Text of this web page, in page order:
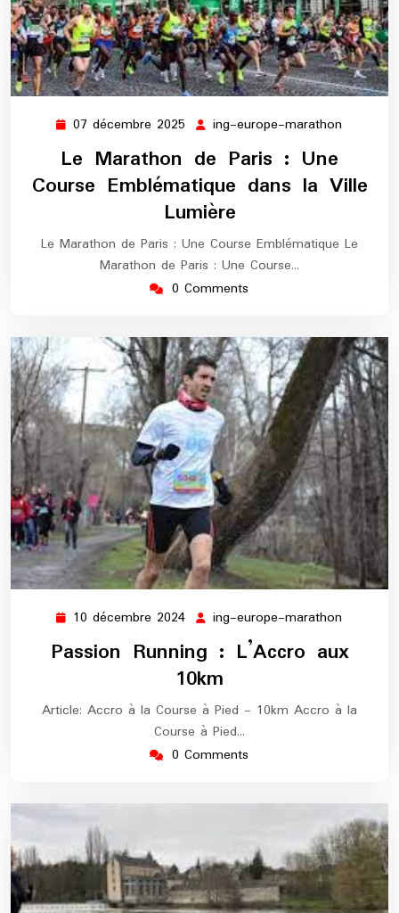
07 décembre 2025 07
décembre
2025
ing-europe-marathon
Le Marathon de Paris : Une
Course Emblématique dans la Ville
Lumière
Le Marathon de Paris : Une Course Emblématique Le
Marathon de Paris : Une Course…
0 Comments
10 décembre 2024 10
décembre
2024
ing-europe-marathon
marathon
Passion Running : L’Accro aux
10km
Article: Accro à la Course à Pied - 10km Accro à la
Course à Pied…
0 Comments